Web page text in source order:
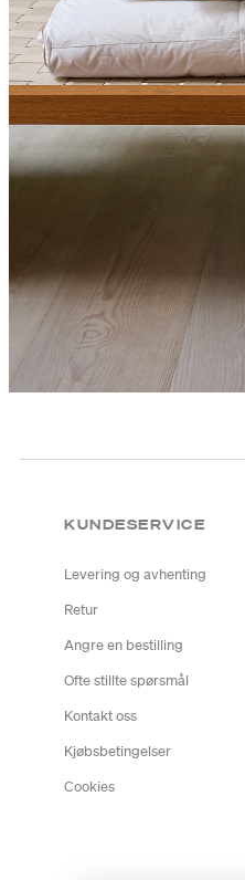
KUNDESERVICE
Levering og avhenting
Retur
Angre en bestilling
Ofte stillte spørsmål
Kontakt oss
Kjøbsbetingelser
Cookies